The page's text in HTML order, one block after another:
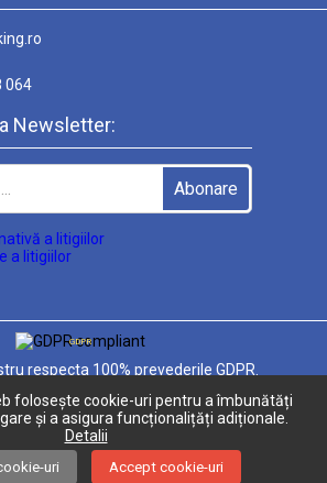
064
Newsletter:
GDPR
respecta 100% prevederile GDPR.
mele personale
comert electronic Seliton
folosește cookie-uri pentru a îmbunătăți
și a asigura funcționalițăți adiționale.
Detalii
uri Accept cookie-uri